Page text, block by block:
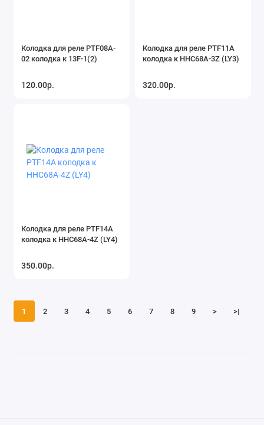
Колодка для реле PTF08A-
02 колодка к 13F-1(2)
120.00р.
Колодка для реле PTF11A
колодка к HHC68A-3Z (LY3)
320.00р.
Колодка для реле PTF14A
колодка к HHC68A-4Z (LY4)
350.00р.
1 2 3 4 5 6 7 8 9 > >|